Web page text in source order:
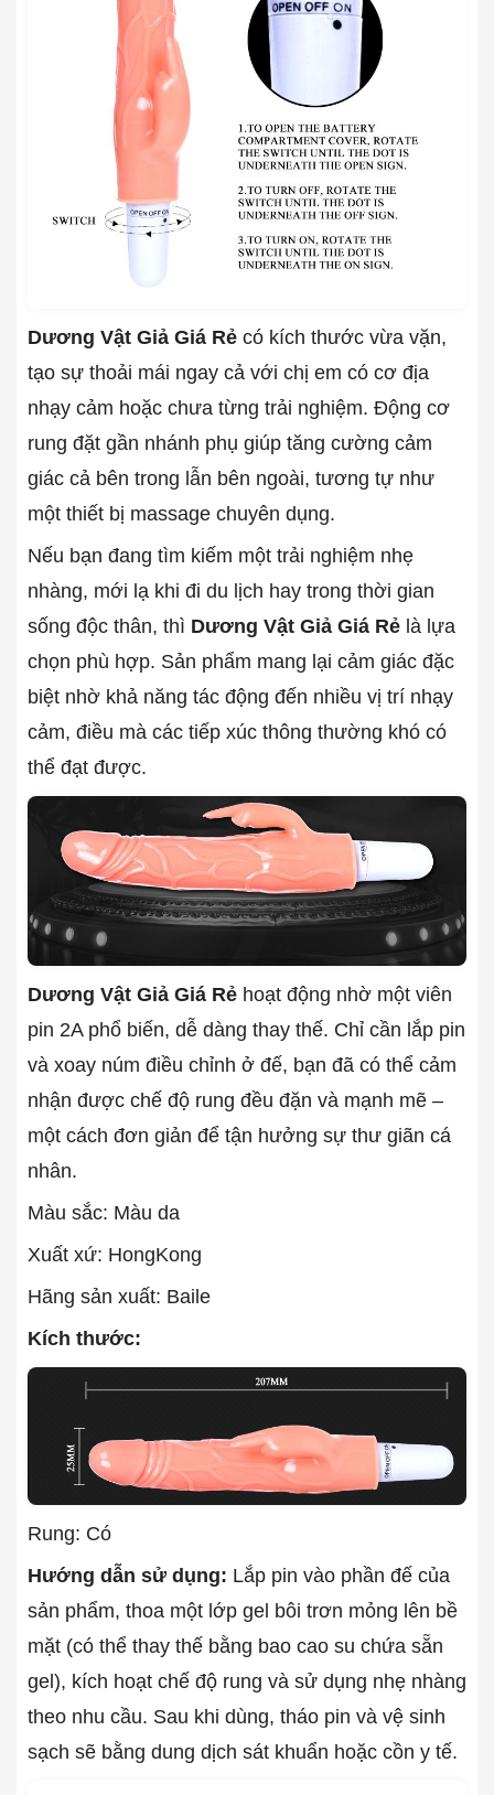
Dương Vật Giả Giá Rẻ có kích thước vừa vặn,
tạo sự thoải mái ngay cả với chị em có cơ địa
nhạy cảm hoặc chưa từng trải nghiệm. Động cơ
rung đặt gần nhánh phụ giúp tăng cường cảm
giác cả bên trong lẫn bên ngoài, tương tự như
một thiết bị massage chuyên dụng.
Nếu bạn đang tìm kiếm một trải nghiệm nhẹ
nhàng, mới lạ khi đi du lịch hay trong thời gian
sống độc thân, thì Dương Vật Giả Giá Rẻ là lựa
chọn phù hợp. Sản phẩm mang lại cảm giác đặc
biệt nhờ khả năng tác động đến nhiều vị trí nhạy
cảm, điều mà các tiếp xúc thông thường khó có
thể đạt được.
Dương Vật Giả Giá Rẻ hoạt động nhờ một viên
pin 2A phổ biến, dễ dàng thay thế. Chỉ cần lắp pin
và xoay núm điều chỉnh ở đế, bạn đã có thể cảm
nhận được chế độ rung đều đặn và mạnh mẽ –
một cách đơn giản để tận hưởng sự thư giãn cá
nhân.
Màu sắc: Màu da
Xuất xứ: HongKong
Hãng sản xuất: Baile
Kích thước:
Rung: Có
Hướng dẫn sử dụng: Lắp pin vào phần đế của
sản phẩm, thoa một lớp gel bôi trơn mỏng lên bề
mặt (có thể thay thế bằng bao cao su chứa sẵn
gel), kích hoạt chế độ rung và sử dụng nhẹ nhàng
theo nhu cầu. Sau khi dùng, tháo pin và vệ sinh
sạch sẽ bằng dung dịch sát khuẩn hoặc cồn y tế.